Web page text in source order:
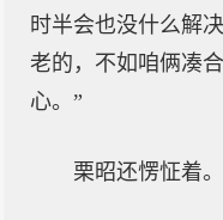
时半会也没什么解
老的，不如咱俩凑
心。”
栗昭还愣怔着。